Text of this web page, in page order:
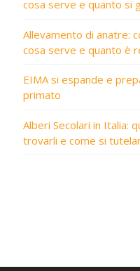
cosa serve e quanto si
Allevamento di anatre:
cosa serve e quanto è
EIMA si espande e
primato
Alberi Secolari in Italia:
trovarli e come si